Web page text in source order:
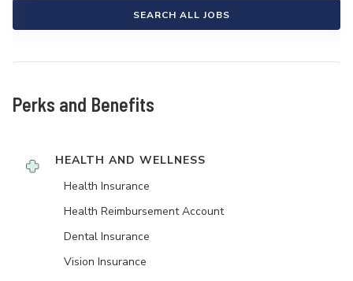
SEARCH ALL JOBS
Perks and Benefits
HEALTH AND WELLNESS
Health Insurance
Health Reimbursement Account
Dental Insurance
Vision Insurance